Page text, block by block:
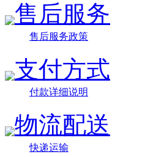
售后服务
售后服务政策
支付方式
付款详细说明
物流配送
快递运输